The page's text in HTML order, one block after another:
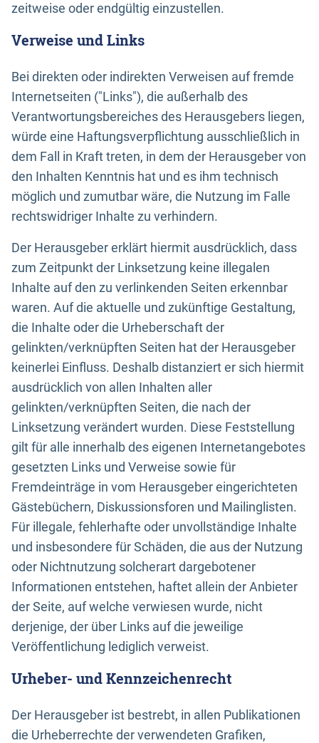
zeitweise oder endgültig einzustellen.
Verweise und Links
Bei direkten oder indirekten Verweisen auf fremde
Internetseiten ("Links"), die außerhalb des
Verantwortungsbereiches des Herausgebers liegen,
würde eine Haftungsverpflichtung ausschließlich in
dem Fall in Kraft treten, in dem der Herausgeber von
den Inhalten Kenntnis hat und es ihm technisch
möglich und zumutbar wäre, die Nutzung im Falle
rechtswidriger Inhalte zu verhindern.
Der Herausgeber erklärt hiermit ausdrücklich, dass
zum Zeitpunkt der Linksetzung keine illegalen
Inhalte auf den zu verlinkenden Seiten erkennbar
waren. Auf die aktuelle und zukünftige Gestaltung,
die Inhalte oder die Urheberschaft der
gelinkten/verknüpften Seiten hat der Herausgeber
keinerlei Einfluss. Deshalb distanziert er sich hiermit
ausdrücklich von allen Inhalten aller
gelinkten/verknüpften Seiten, die nach der
Linksetzung verändert wurden. Diese Feststellung
gilt für alle innerhalb des eigenen Internetangebotes
gesetzten Links und Verweise sowie für
Fremdeinträge in vom Herausgeber eingerichteten
Gästebüchern, Diskussionsforen und Mailinglisten.
Für illegale, fehlerhafte oder unvollständige Inhalte
und insbesondere für Schäden, die aus der Nutzung
oder Nichtnutzung solcherart dargebotener
Informationen entstehen, haftet allein der Anbieter
der Seite, auf welche verwiesen wurde, nicht
derjenige, der über Links auf die jeweilige
Veröffentlichung lediglich verweist.
Urheber- und Kennzeichenrecht
Der Herausgeber ist bestrebt, in allen Publikationen
die Urheberrechte der verwendeten Grafiken,